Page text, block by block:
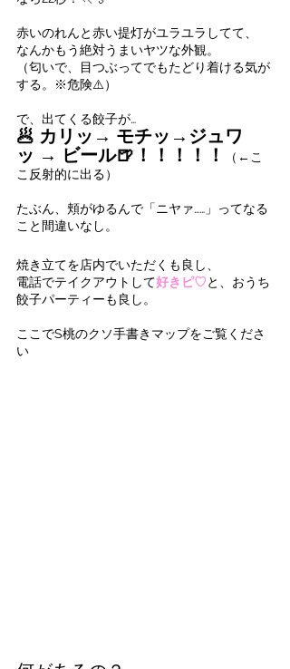
赤いのれんと赤い提灯がユラユラしてて、
なんかもう絶対うまいヤツな外観。
（匂いで、目つぶってでもたどり着ける気が
する。※危険⚠️）
で、出てくる餃子が…
🥟 カリッ→ モチッ→ジュワ
ッ → ビール🍺！！！！！
（←こ
こ反射的に出る）
たぶん、頬がゆるんで「ニヤァ……」ってなる
こと間違いなし。
焼き立てを店内でいただくも良し、
電話でテイクアウトして好きピ♡と、おうち
餃子パーティーも良し。
ここでS桃のクソ手書きマップをご覧くださ
い